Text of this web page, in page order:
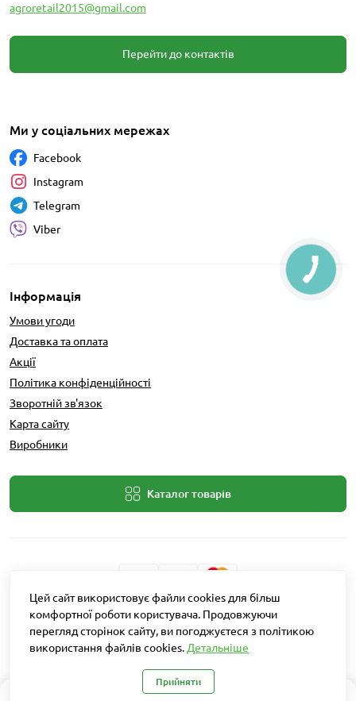
agroretail2015@gmail.com
Перейти до контактів
Інформація
Умови угоди
Доставка та оплата
Акції
Політика конфіденційності
Зворотній зв'язок
Карта сайту
Виробники
Каталог товарів
Ми у соціальних мережах
Facebook
Instagram
Telegram
Viber
Розробник: Intent Solutions
Агро Рітейл © 2026
Цей сайт використовує файли cookies для більш
комфортної роботи користувача. Продовжуючи
перегляд сторінок сайту, ви погоджуєтеся з політикою
використання файлів cookies. Детальніше
Прийняти